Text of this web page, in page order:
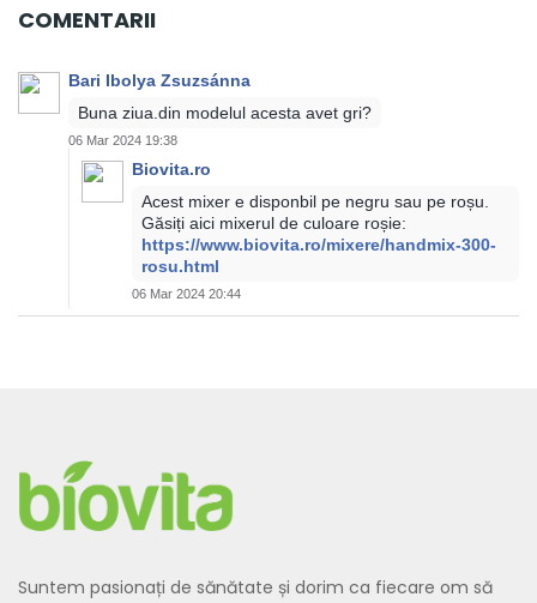
COMENTARII
Bari Ibolya Zsuzsánna
Buna ziua.din modelul acesta avet gri?
06 Mar 2024 19:38
Biovita.ro
Acest mixer e disponbil pe negru sau pe roșu.
Găsiți aici mixerul de culoare roșie:
https://www.biovita.ro/mixere/handmix-300-
rosu.html
06 Mar 2024 20:44
Suntem pasionați de sănătate și dorim ca fiecare om să